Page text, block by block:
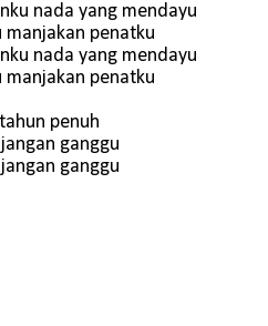
nada yang mendayu
manjakan penatku
nada yang mendayu
manjakan penatku
penuh
ganggu
ganggu